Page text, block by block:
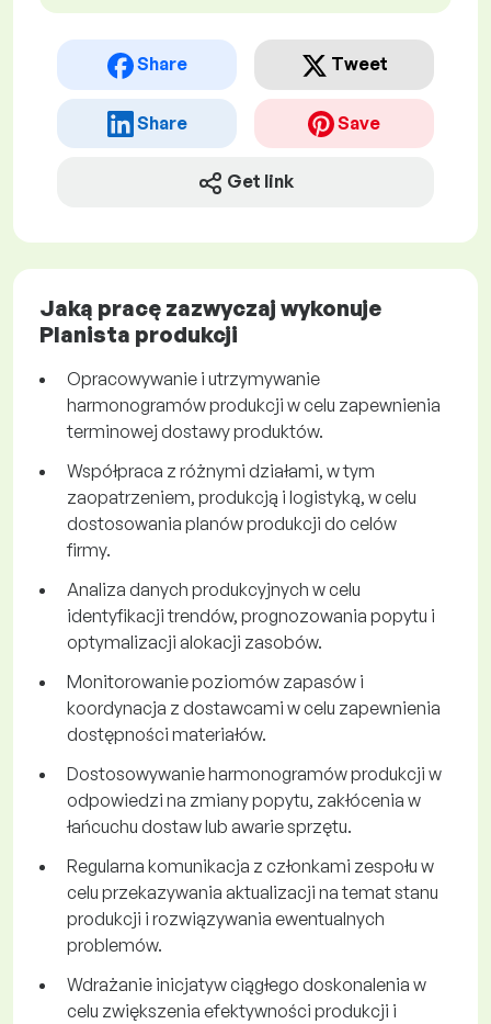
Share Tweet
Share Save
Get link
Jaką pracę zazwyczaj wykonuje
Planista produkcji
Opracowywanie i utrzymywanie
harmonogramów produkcji w celu zapewnienia
terminowej dostawy produktów.
Współpraca z różnymi działami, w tym
zaopatrzeniem, produkcją i logistyką, w celu
dostosowania planów produkcji do celów
firmy.
Analiza danych produkcyjnych w celu
identyfikacji trendów, prognozowania popytu i
optymalizacji alokacji zasobów.
Monitorowanie poziomów zapasów i
koordynacja z dostawcami w celu zapewnienia
dostępności materiałów.
Dostosowywanie harmonogramów produkcji w
odpowiedzi na zmiany popytu, zakłócenia w
łańcuchu dostaw lub awarie sprzętu.
Regularna komunikacja z członkami zespołu w
celu przekazywania aktualizacji na temat stanu
produkcji i rozwiązywania ewentualnych
problemów.
Wdrażanie inicjatyw ciągłego doskonalenia w
celu zwiększenia efektywności produkcji i